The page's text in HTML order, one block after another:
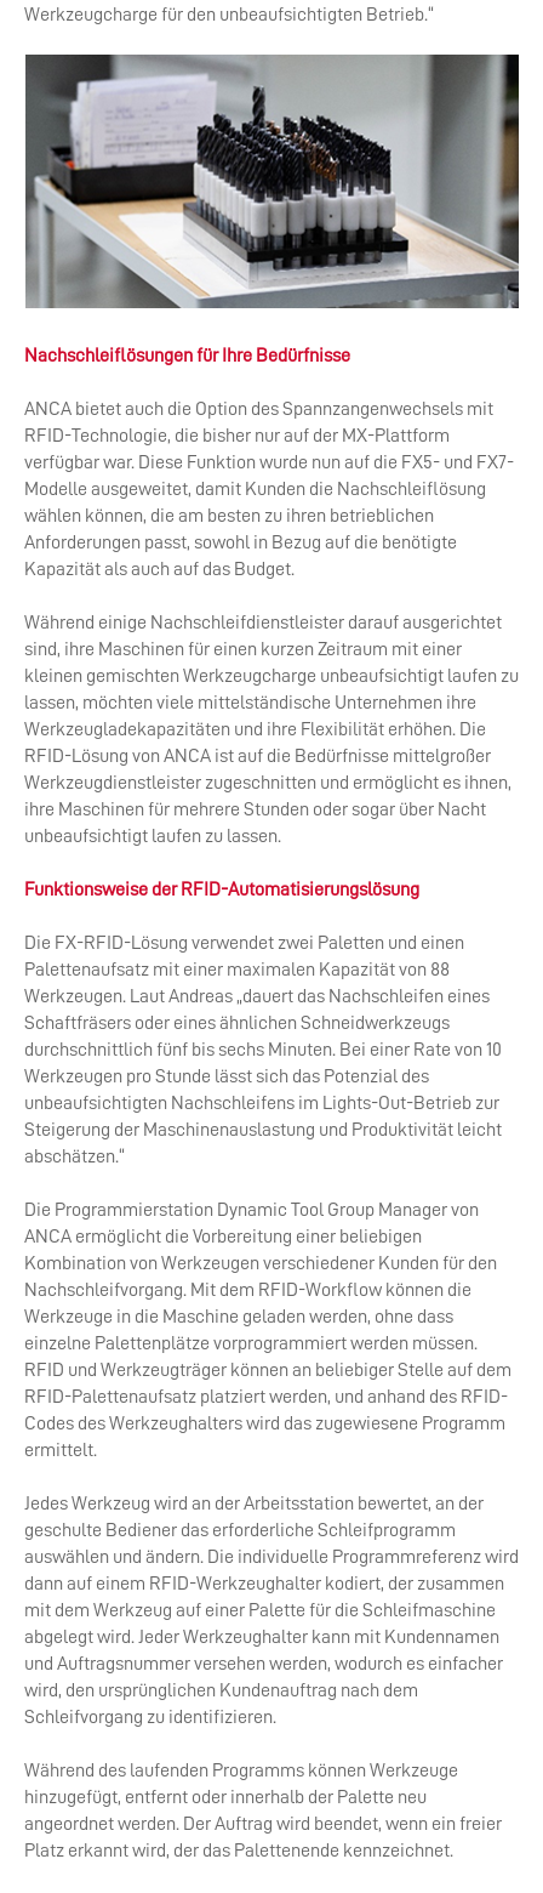
Werkzeugcharge für den unbeaufsichtigten Betrieb.“
Nachschleiflösungen für Ihre Bedürfnisse
ANCA bietet auch die Option des Spannzangenwechsels mit
RFID-Technologie, die bisher nur auf der MX-Plattform
verfügbar war. Diese Funktion wurde nun auf die FX5- und FX7-
Modelle ausgeweitet, damit Kunden die Nachschleiflösung
wählen können, die am besten zu ihren betrieblichen
Anforderungen passt, sowohl in Bezug auf die benötigte
Kapazität als auch auf das Budget.
Während einige Nachschleifdienstleister darauf ausgerichtet
sind, ihre Maschinen für einen kurzen Zeitraum mit einer
kleinen gemischten Werkzeugcharge unbeaufsichtigt laufen zu
lassen, möchten viele mittelständische Unternehmen ihre
Werkzeugladekapazitäten und ihre Flexibilität erhöhen. Die
RFID-Lösung von ANCA ist auf die Bedürfnisse mittelgroßer
Werkzeugdienstleister zugeschnitten und ermöglicht es ihnen,
ihre Maschinen für mehrere Stunden oder sogar über Nacht
unbeaufsichtigt laufen zu lassen.
Funktionsweise der RFID-Automatisierungslösung
Die FX-RFID-Lösung verwendet zwei Paletten und einen
Palettenaufsatz mit einer maximalen Kapazität von 88
Werkzeugen. Laut Andreas „dauert das Nachschleifen eines
Schaftfräsers oder eines ähnlichen Schneidwerkzeugs
durchschnittlich fünf bis sechs Minuten. Bei einer Rate von 10
Werkzeugen pro Stunde lässt sich das Potenzial des
unbeaufsichtigten Nachschleifens im Lights-Out-Betrieb zur
Steigerung der Maschinenauslastung und Produktivität leicht
abschätzen.“
Die Programmierstation Dynamic Tool Group Manager von
ANCA ermöglicht die Vorbereitung einer beliebigen
Kombination von Werkzeugen verschiedener Kunden für den
Nachschleifvorgang. Mit dem RFID-Workflow können die
Werkzeuge in die Maschine geladen werden, ohne dass
einzelne Palettenplätze vorprogrammiert werden müssen.
RFID und Werkzeugträger können an beliebiger Stelle auf dem
RFID-Palettenaufsatz platziert werden, und anhand des RFID-
Codes des Werkzeughalters wird das zugewiesene Programm
ermittelt.
Jedes Werkzeug wird an der Arbeitsstation bewertet, an der
geschulte Bediener das erforderliche Schleifprogramm
auswählen und ändern. Die individuelle Programmreferenz wird
dann auf einem RFID-Werkzeughalter kodiert, der zusammen
mit dem Werkzeug auf einer Palette für die Schleifmaschine
abgelegt wird. Jeder Werkzeughalter kann mit Kundennamen
und Auftragsnummer versehen werden, wodurch es einfacher
wird, den ursprünglichen Kundenauftrag nach dem
Schleifvorgang zu identifizieren.
Während des laufenden Programms können Werkzeuge
hinzugefügt, entfernt oder innerhalb der Palette neu
angeordnet werden. Der Auftrag wird beendet, wenn ein freier
Platz erkannt wird, der das Palettenende kennzeichnet.